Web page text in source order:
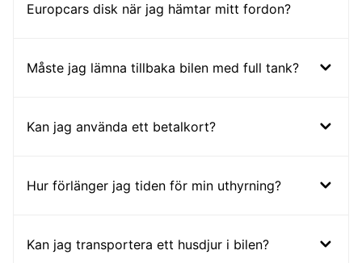
Europcars disk när jag hämtar mitt fordon?
Måste jag lämna tillbaka bilen med full tank?
Kan jag använda ett betalkort?
Hur förlänger jag tiden för min uthyrning?
Kan jag transportera ett husdjur i bilen?